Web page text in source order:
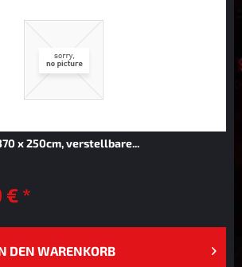
x 250cm, verstellbare...
€ *
DEN WARENKORB